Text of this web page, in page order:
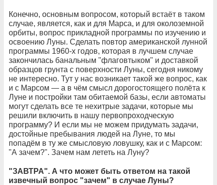
Конечно, основным вопросом, который встаёт в таком
случае, является, как и для Марса, и для околоземной
орбиты, вопрос прикладной программы по изучению и
освоению Луны. Сделать повтор американской лунной
программы 1960-х годов, которая в лучшем случае
закончилась банальным "флаговтыком" и доставкой
образцов грунта с поверхности Луны, сегодня никому
не интересно. Тут у нас возникает такой же вопрос, как
и с Марсом — а в чём смысл дорогостоящего полёта к
Луне и постройки там обитаемой базы, если автоматы
могут сделать все те нехитрые задачи, которые мы
решили включить в нашу первопроходческую
программу? И если мы не можем придумать задачи,
достойные пребывания людей на Луне, то мы
попадём в ту же смысловую ловушку, как и с Марсом:
"А зачем?". Зачем нам лететь на Луну?
"ЗАВТРА". А что может быть ответом на такой
извечный вопрос "зачем" в случае Луны?